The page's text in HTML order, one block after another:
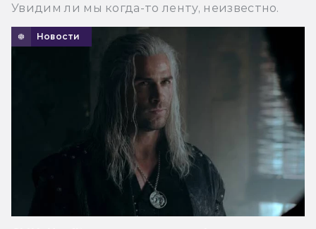
Увидим ли мы когда-то ленту, неизвестно.
Новости